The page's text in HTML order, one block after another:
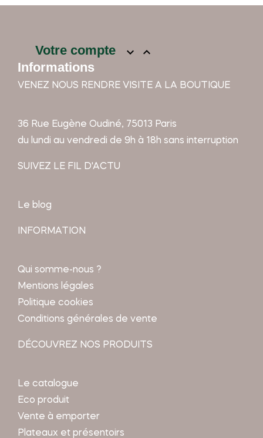
Votre compte  
Informations
VENEZ NOUS RENDRE VISITE A LA BOUTIQUE
36 Rue Eugène Oudiné, 75013 Paris
du lundi au vendredi de 9h à 18h sans interruption
SUIVEZ LE FIL D'ACTU
Le blog
INFORMATION
Qui somme-nous ?
Mentions légales
Politique cookies
Conditions générales de vente
DÉCOUVREZ NOS PRODUITS
Le catalogue
Eco produit
Vente à emporter
Plateaux et présentoirs